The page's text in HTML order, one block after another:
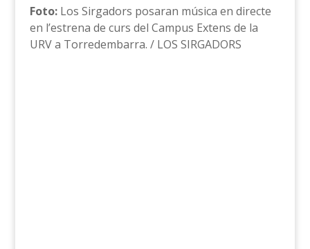
Foto:Los Sirgadors posaran música en directe
en l’estrena de curs del Campus Extens de la
URV a Torredembarra. / LOS SIRGADORS